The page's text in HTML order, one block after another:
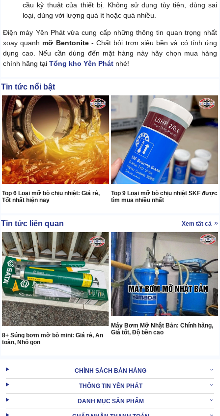
cầu kỹ thuật của thiết bị. Không sử dụng tùy tiện, dùng sai
loại, dùng với lượng quá ít hoặc quá nhiều.
Điện máy Yên Phát vừa cung cấp những thông tin quan trọng nhất
xoay quanh mỡ Bentonite- Chất bôi trơn siêu bền và có tính ứng
dụng cao. Nếu cần dùng đến mặt hàng này hãy chọn mua hàng
chính hãng tại Tổng kho Yên Phát nhé!
Tin tức nổi bật
Top 6 Loại mỡ bò chịu nhiệt: Giá rẻ,
Tốt nhất hiện nay
Top 9 Loại mỡ bò chịu nhiệt SKF được
tìm mua nhiều nhất
Tin tức liên quan Xem tất cả
8+ Súng bơm mỡ bò mini: Giá rẻ, An
toàn, Nhỏ gọn
Máy Bơm Mỡ Nhật Bản: Chính hãng,
Giá tốt, Độ bền cao
CHÍNH SÁCH BÁN HÀNG
THÔNG TIN YÊN PHÁT
DANH MỤC SẢN PHẨM